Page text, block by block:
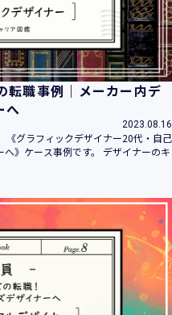
転職事例｜メーカー内デ
へ
2023.08.16
《グラフィックデザイナー20代・自己
》ケース事例です。 デザイナーのキ